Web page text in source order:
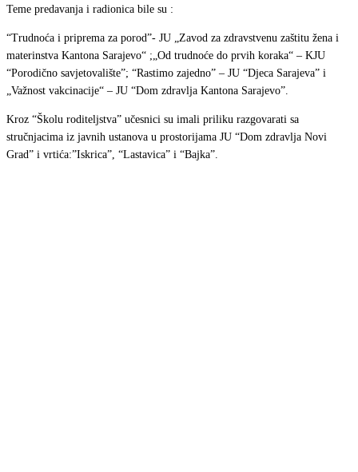
Teme predavanja i radionica bile su :
“Trudnoća i priprema za porod”- JU „Zavod za zdravstvenu zaštitu žena i
materinstva Kantona Sarajevo“ ;„Od trudnoće do prvih koraka“ – KJU
“Porodično savjetovalište”; “Rastimo zajedno” – JU “Djeca Sarajeva” i
„Važnost vakcinacije“ – JU “Dom zdravlja Kantona Sarajevo”.
Kroz “Školu roditeljstva” učesnici su imali priliku razgovarati sa
stručnjacima iz javnih ustanova u prostorijama JU “Dom zdravlja Novi
Grad” i vrtića:”Iskrica”, “Lastavica” i “Bajka”.